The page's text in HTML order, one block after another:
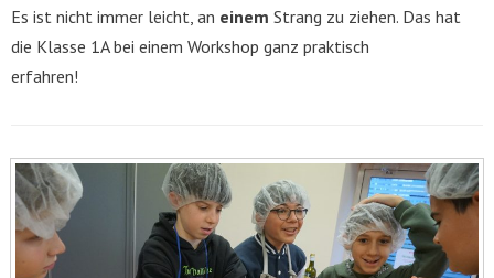
Es ist nicht immer leicht, an einem Strang zu ziehen. Das hat
die Klasse 1A bei einem Workshop ganz praktisch
erfahren!